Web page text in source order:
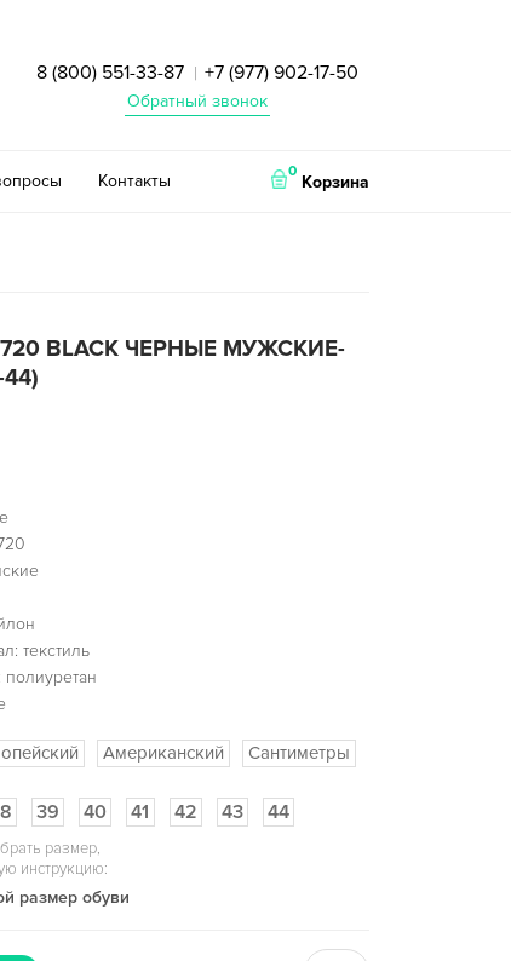
8 (800) 551-33-87 | +7 (977) 902-17-50
Обратный звонок
Контакты 0
Корзина
720 BLACK ЧЕРНЫЕ МУЖСКИЕ-
текстиль
Американский Сантиметры
39 40 41 42 43 44
размер,
инструкцию:
размер обуви